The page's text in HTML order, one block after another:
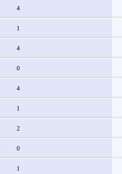
4
1
4
0
4
1
2
0
1